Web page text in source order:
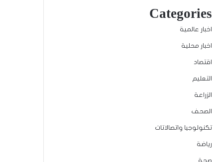
Categories
اخبار عالمية
اخبار محلية
اقتصاد
التعليم
الزراعة
الصحف
تكنولوجيا واتصالاتات
رياضة
صحة